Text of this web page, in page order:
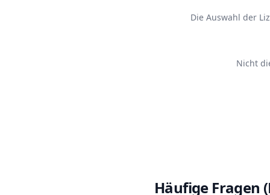
Die Auswahl der
Nicht
Häufige Fragen